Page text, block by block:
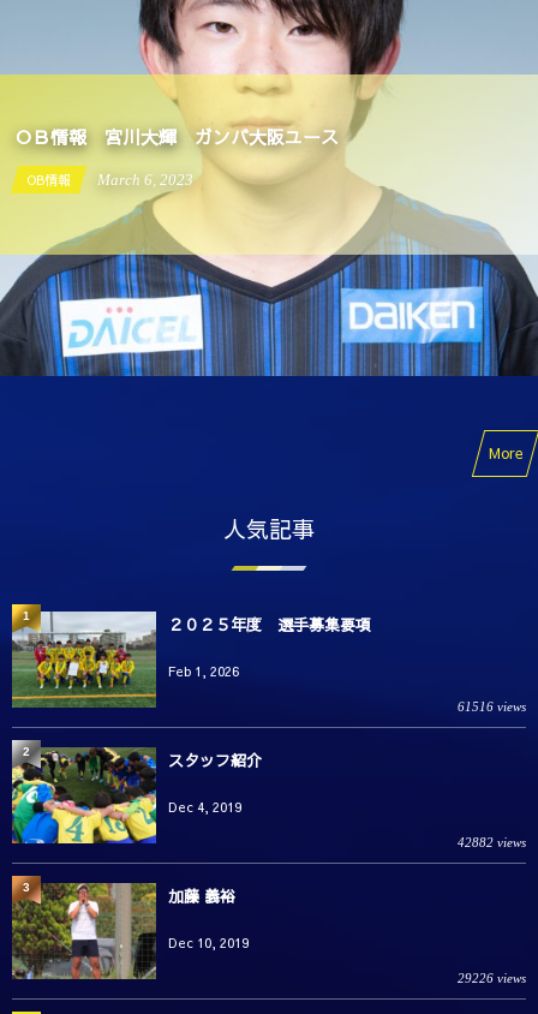
ＯＢ情報 宮川大輝 ガンバ大阪ユース
OB情報 March 6 2023
More
人気記事
２０２５年度 選手募集要項
Feb 1, 2026
61516 views
1
スタッフ紹介
Dec 4, 2019
42882 views
2
加藤 義裕
Dec 10, 2019
29226 views
3